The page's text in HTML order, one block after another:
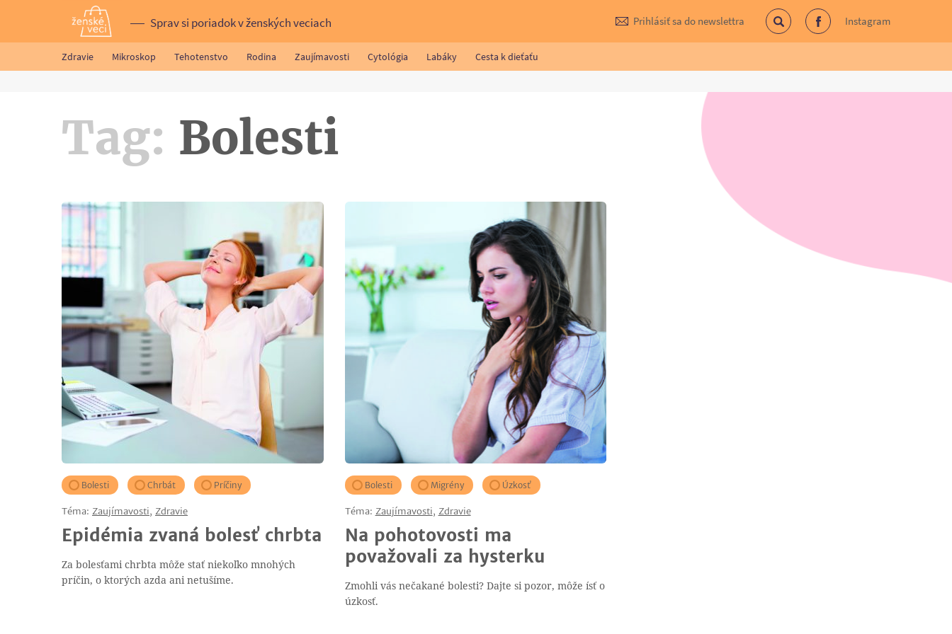
Sprav si poriadok v ženských veciach Prihlásiť sa do newslettra
VyhľadávanieFacebook
Instagram
Zdravie Mikroskop Tehotenstvo Rodina Zaujímavosti Cytológia Labáky Cesta k dieťaťu
Tag: Bolesti
Bolesti Chrbát Príčiny
Téma: Zaujímavosti, Zdravie
Epidémia zvaná bolesť chrbta
Za bolesťami chrbta môže stať niekoľko mnohých
príčin, o ktorých azda ani netušíme.
Bolesti Migrény Úzkosť
Téma: Zaujímavosti, Zdravie
Na pohotovosti ma
považovali za hysterku
Zmohli vás nečakané bolesti? Dajte si pozor, môže ísť o
úzkosť.